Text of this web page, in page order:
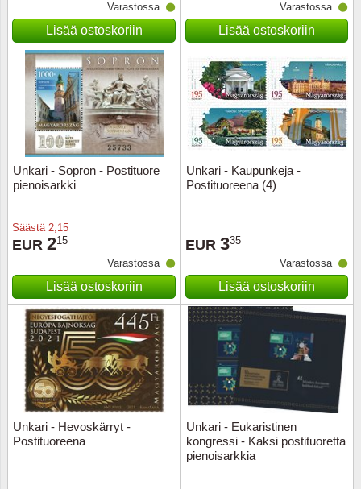
Varastossa
Lisää ostoskoriin
Varastossa
Lisää ostoskoriin
Unkari - Sopron - Postituore
pienoisarkki
Säästä 2,15
EUR 215
Varastossa
Lisää ostoskoriin
Unkari - Kaupunkeja -
Postituoreena (4)
EUR 335
Varastossa
Lisää ostoskoriin
Unkari - Hevoskärryt -
Postituoreena
Unkari - Eukaristinen
kongressi - Kaksi postituoretta
pienoisarkkia